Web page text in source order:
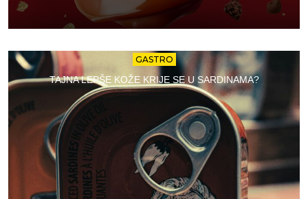
GASTRO
TAJNA LEPŠE KOŽE KRIJE SE U SARDINAMA?